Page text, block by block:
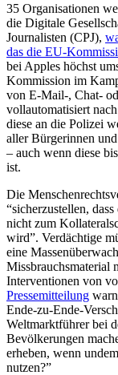
35 Organisationen
die Digitale
Journalisten (CPJ),
das die EU-
bei Apples höchst
Kommission im
von E-Mail-, Chat-
vollautomatisiert
diese an die Polizei
aller Bürgerinnen
– auch wenn diese
ist.
Die
“sicherzustellen,
nicht zum
wird”. Verdächtige
eine
Missbrauchsmaterial
Interventionen von
Pressemitteilung
Ende-zu-Ende-
Weltmarktführer bei
Bevölkerungen
erheben, wenn
nutzen?”